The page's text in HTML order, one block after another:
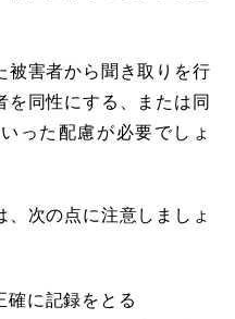
被害者から聞き取りを行
を同性にする、または同
った配慮が必要でしょ
次の点に注意しましょ
確に記録をとる